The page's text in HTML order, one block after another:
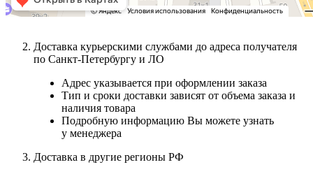
Доставка курьерскими службами до адреса получателя
по Санкт-Петербургу и ЛО
Адрес указывается при оформлении заказа
Тип и сроки доставки зависят от объема заказа и
наличия товара
Подробную информацию Вы можете узнать
у менеджера
Доставка в другие регионы РФ